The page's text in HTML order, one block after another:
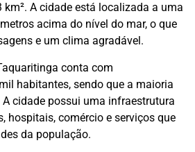
A cidade está localizada a uma
acima do nível do mar, o que
e um clima agradável.
conta com
habitantes, sendo que a maioria
A cidade possui uma infraestrutura
hospitais, comércio e serviços que
da população.